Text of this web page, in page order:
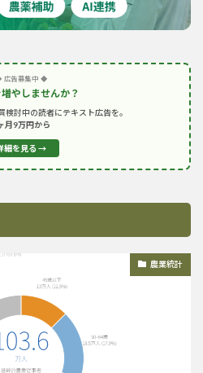
広告募集中 ◆
やしませんか？
検討中の読者にテキスト広告を。
月9万円から
細を見る →
農業統計